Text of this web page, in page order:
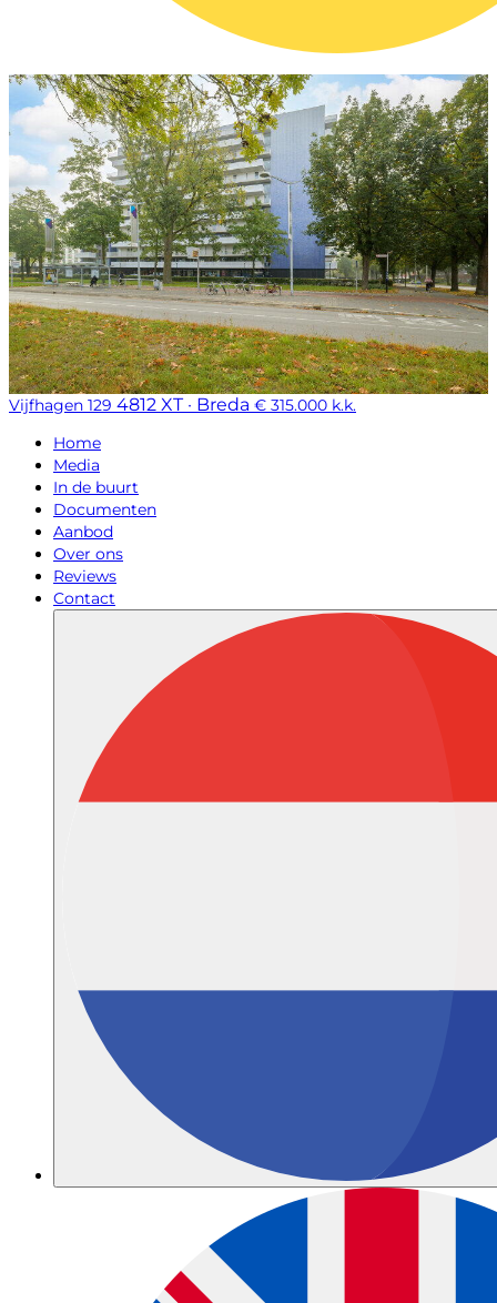
Vijfhagen 129 4812 XT · Breda € 315.000 k.k.
Home
Media
In de buurt
Documenten
Aanbod
Over ons
Reviews
Contact